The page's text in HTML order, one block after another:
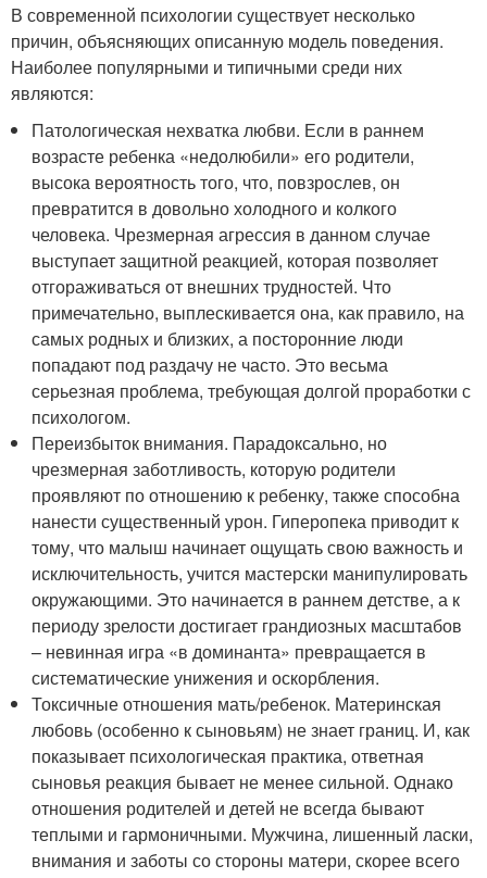
В современной психологии существует несколько
причин, объясняющих описанную модель поведения.
Наиболее популярными и типичными среди них
являются:
Патологическая нехватка любви. Если в раннем
возрасте ребенка «недолюбили» его родители,
высока вероятность того, что, повзрослев, он
превратится в довольно холодного и колкого
человека. Чрезмерная агрессия в данном случае
выступает защитной реакцией, которая позволяет
отгораживаться от внешних трудностей. Что
примечательно, выплескивается она, как правило, на
самых родных и близких, а посторонние люди
попадают под раздачу не часто. Это весьма
серьезная проблема, требующая долгой проработки с
психологом.
Переизбыток внимания. Парадоксально, но
чрезмерная заботливость, которую родители
проявляют по отношению к ребенку, также способна
нанести существенный урон. Гиперопека приводит к
тому, что малыш начинает ощущать свою важность и
исключительность, учится мастерски манипулировать
окружающими. Это начинается в раннем детстве, а к
периоду зрелости достигает грандиозных масштабов
– невинная игра «в доминанта» превращается в
систематические унижения и оскорбления.
Токсичные отношения мать/ребенок. Материнская
любовь (особенно к сыновьям) не знает границ. И, как
показывает психологическая практика, ответная
сыновья реакция бывает не менее сильной. Однако
отношения родителей и детей не всегда бывают
теплыми и гармоничными. Мужчина, лишенный ласки,
внимания и заботы со стороны матери, скорее всего